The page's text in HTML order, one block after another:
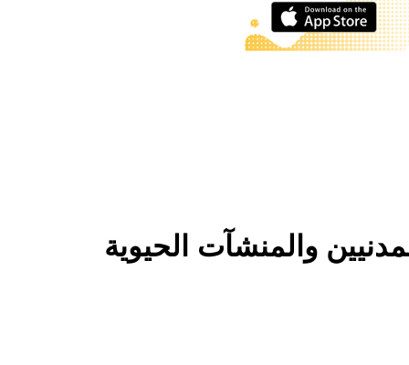
والمنشآت الحيوية